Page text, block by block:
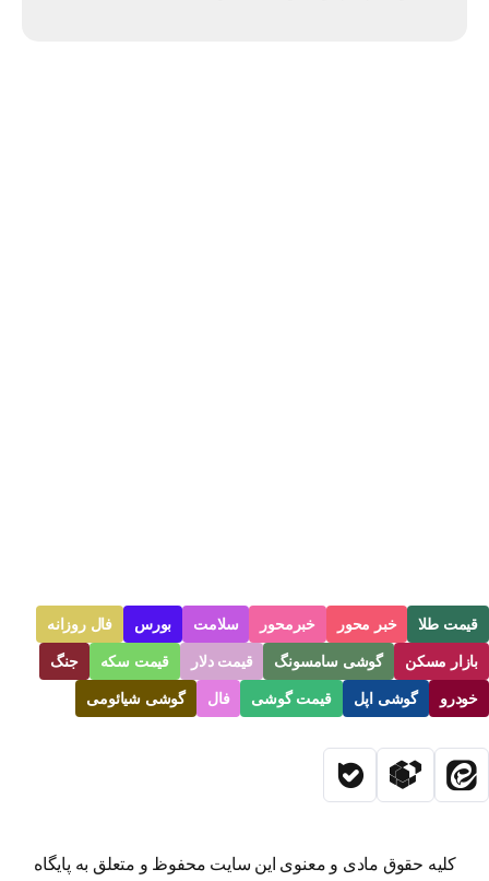
قیمت طلا خبر محور خبرمحور سلامت بورس فال روزانه
بازار مسکن گوشی سامسونگ قیمت دلار قیمت سکه جنگ
خودرو گوشی اپل قیمت گوشی فال گوشی شیائومی
کلیه حقوق مادی و معنوی این سایت محفوظ و متعلق به پایگاه